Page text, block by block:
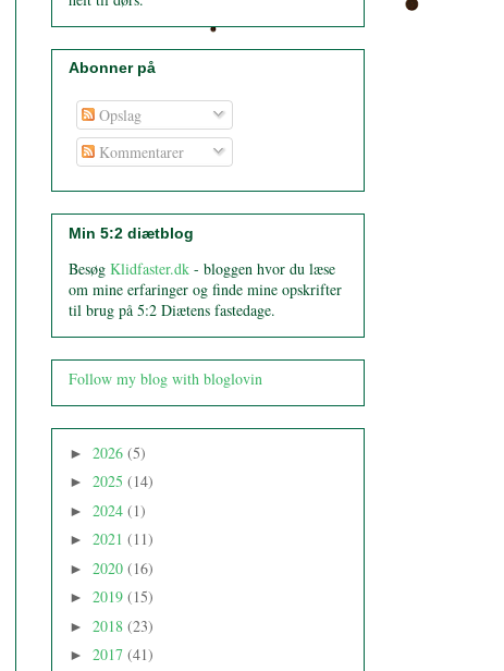
Abonner på
Opslag
Kommentarer
Min 5:2 diætblog
Besøg Klidfaster.dk - bloggen hvor du læse
om mine erfaringer og finde mine opskrifter
til brug på 5:2 Diætens fastedage.
Follow my blog with bloglovin
► 2026 (5)
► 2025 (14)
► 2024 (1)
► 2021 (11)
► 2020 (16)
► 2019 (15)
► 2018 (23)
► 2017 (41)